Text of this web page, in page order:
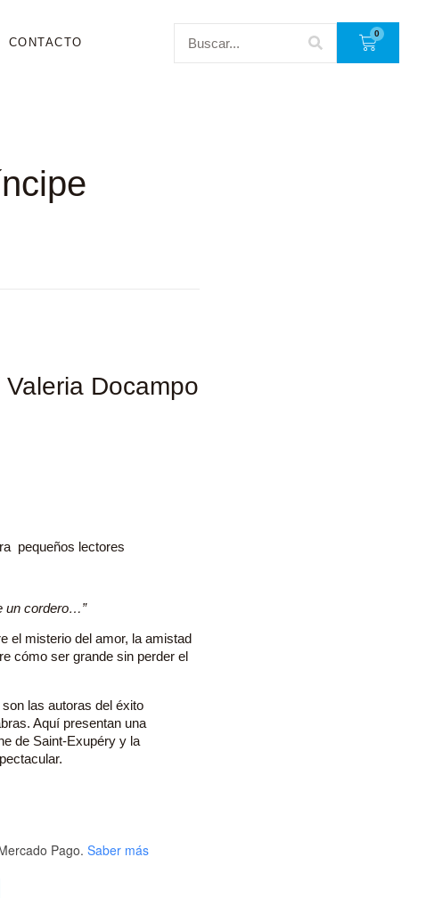
CONTACTO
0
Docampo
pequeños lectores
un cordero…”
el misterio del amor, la amistad
cómo ser grande sin perder el
las autoras del éxito
Aquí presentan una
de Saint-Exupéry y la
Pago. Saber más